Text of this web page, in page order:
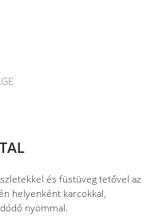
és füstüveg tetővel az
helyenként karcokkal,
nyommal.